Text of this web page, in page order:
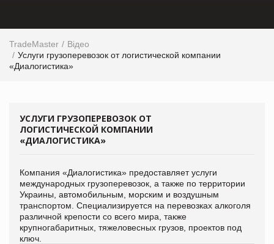
TradeMaster
Відео
Услуги грузоперевозок от логистической компании
«Диалогистика»
УСЛУГИ ГРУЗОПЕРЕВОЗОК ОТ
ЛОГИСТИЧЕСКОЙ КОМПАНИИ
«ДИАЛОГИСТИКА»
Компания «Диалогистика» предоставляет услуги
международных грузоперевозок, а также по территории
Украины, автомобильным, морским и воздушным
транспортом. Специализируется на перевозках алкоголя
различной крепости со всего мира, также
крупногабаритных, тяжеловесных грузов, проектов под
ключ.